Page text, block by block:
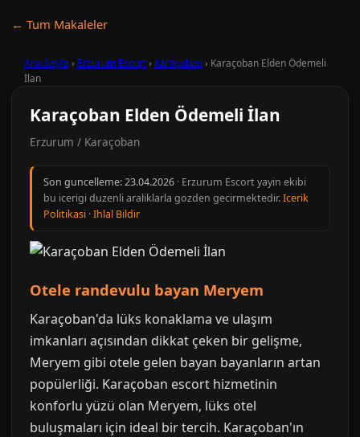
← Tum Makaleler
Ana Sayfa › Erzurum Escort› Karaçoban› Karaçoban Elden Ödemeli
İlan
Karaçoban Elden Ödemeli İlan
Erzurum / Karaçoban
Son guncelleme:23.04.2026 · Erzurum Escort yayin ekibi
bu icerigi duzenli araliklarla gozden gecirmektedir.Icerik
Politikasi ·Ihlal Bildir
Otele randevulu bayan Meryem
Karaçoban'da lüks konaklama ve ulaşım
imkanları açısından dikkat çeken bir gelişme,
Meryem gibi otele gelen bayan bayanların artan
popülerliği. Karaçoban escort hizmetinin
konforlu yüzü olan Meryem, lüks otel
buluşmaları için ideal bir tercih. Karaçoban'ın